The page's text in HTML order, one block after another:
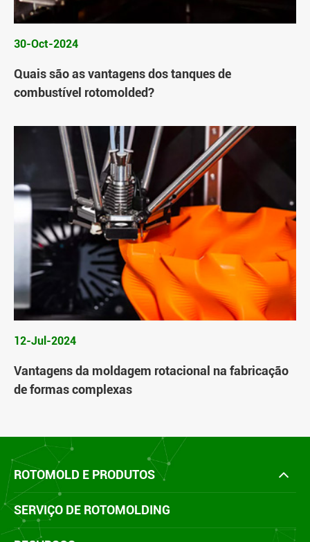
30-Oct-2024
Quais são as vantagens dos tanques de
combustível rotomolded?
12-Jul-2024
Vantagens da moldagem rotacional na fabricação
de formas complexas
ROTOMOLD E PRODUTOS
SERVIÇO DE ROTOMOLDING